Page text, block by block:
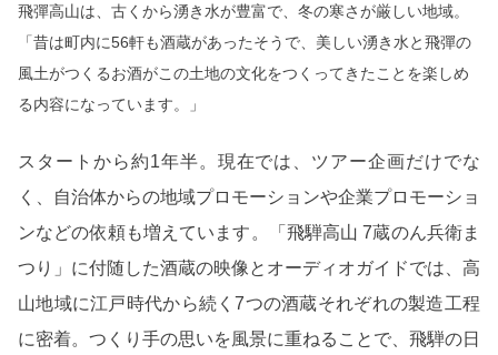
飛彈高山は、古くから湧き水が豊富で、冬の寒さが厳しい地域。
「昔は町内に56軒も酒蔵があったそうで、美しい湧き水と飛彈の
風土がつくるお酒がこの土地の文化をつくってきたことを楽しめ
る内容になっています。」
スタートから約1年半。現在では、ツアー企画だけでな
く、自治体からの地域プロモーションや企業プロモーショ
ンなどの依頼も増えています。「飛騨高山 7蔵のん兵衛ま
つり」に付随した酒蔵の映像とオーディオガイドでは、高
山地域に江戸時代から続く7つの酒蔵それぞれの製造工程
に密着。つくり手の思いを風景に重ねることで、飛騨の日